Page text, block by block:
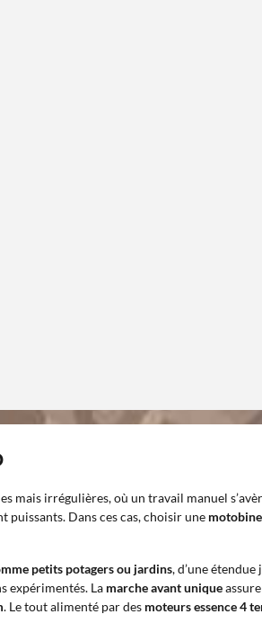
mais irrégulières, où un travail manuel
puissants. Dans ces cas, choisir une
petits potagers ou jardins, d’une étendue
expérimentés. La marche avant unique
. Le tout alimenté par des moteurs essence 4